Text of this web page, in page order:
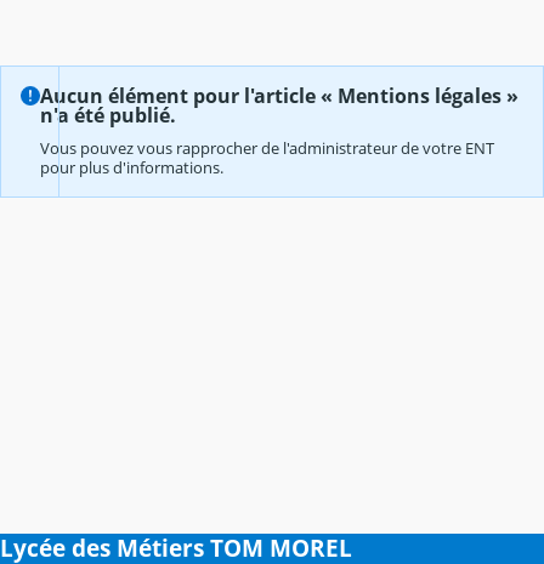
Aucun élément pour l'article « Mentions légales »
n'a été publié.
Vous pouvez vous rapprocher de l'administrateur de votre ENT
pour plus d'informations.
Lycée des Métiers TOM MOREL